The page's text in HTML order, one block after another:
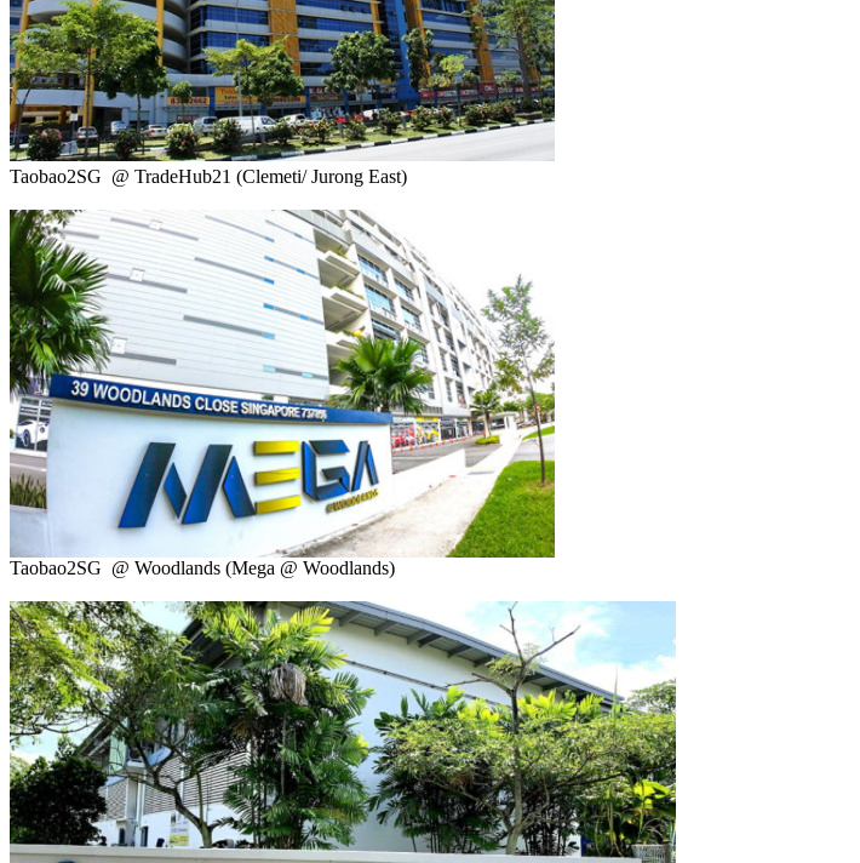
Taobao2SG @ TradeHub21 (Clemeti/ Jurong East)
Taobao2SG @ Woodlands (Mega @ Woodlands)